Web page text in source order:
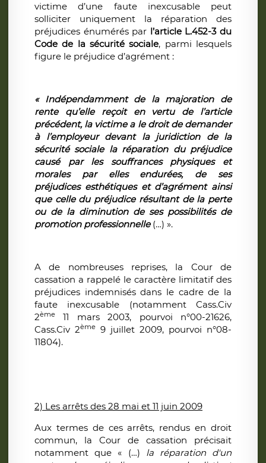
victime d’une faute inexcusable peut
solliciter uniquement la réparation des
préjudices énumérés par l’article L.452-3 du
Code de la sécurité sociale, parmi lesquels
figure le préjudice d’agrément :
« Indépendamment de la majoration de
rente qu’elle reçoit en vertu de l’article
précédent, la victime a le droit de demander
à l’employeur devant la juridiction de la
sécurité sociale la réparation du préjudice
causé par les souffrances physiques et
morales par elles endurées, de ses
préjudices esthétiques et d’agrément ainsi
que celle du préjudice résultant de la perte
ou de la diminution de ses possibilités de
promotion professionnelle(…) ».
A de nombreuses reprises, la Cour de
cassation a rappelé le caractère limitatif des
préjudices indemnisés dans le cadre de la
faute inexcusable (notamment Cass.Civ
2ème
11 mars 2003, pourvoi n°00-21626,
Cass.Civ 2ème 9 juillet 2009, pourvoi n°08-
11804).
2) Les arrêts des 28 mai et 11 juin 2009
Aux termes de ces arrêts, rendus en droit
commun, la Cour de cassation précisait
notamment que « (…) la réparation d'un